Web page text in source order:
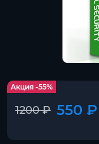
Акция -55%
1200 ₽ 550 ₽